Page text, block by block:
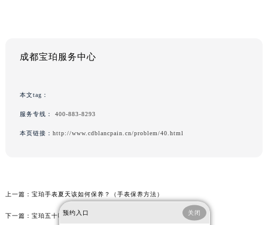
成都宝珀服务中心
本文tag：
服务专线： 400-883-8293
本页链接： http://www.cdblancpain.cn/problem/40.html
上一篇： 宝珀手表夏天该如何保养？（手表保养方法）
下一篇： 宝珀五十噚70周年限量款腕表Only Watch特别版正式亮相
预约入口 关闭